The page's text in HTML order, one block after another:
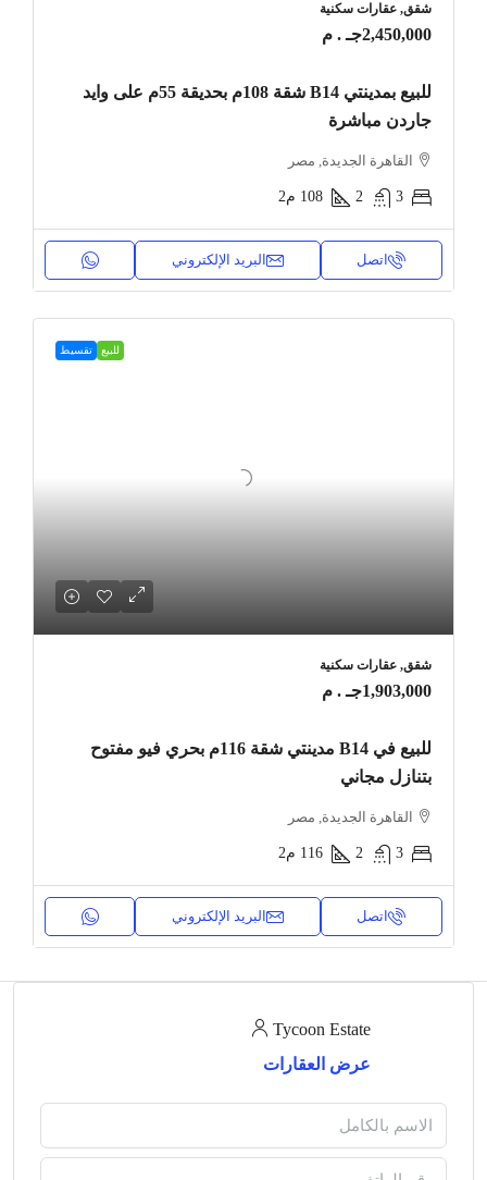
شقق, عقارات سكنية
2,450,000جـ . م
للبيع بمدينتي B14 شقة 108م بحديقة 55م على وايد
جاردن مباشرة
القاهرة الجديدة, مصر
3
2
108 م2
اتصل البريد الإلكتروني
للبيع تقسيط
شقق, عقارات سكنية
1,903,000جـ . م
للبيع في B14 مدينتي شقة 116م بحري فيو مفتوح
بتنازل مجاني
القاهرة الجديدة, مصر
3
2
116 م2
اتصل البريد الإلكتروني
Tycoon Estate
عرض العقارات